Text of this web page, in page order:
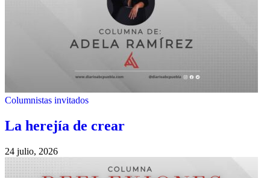
Columnistas invitados
La herejía de crear
24 julio, 2026